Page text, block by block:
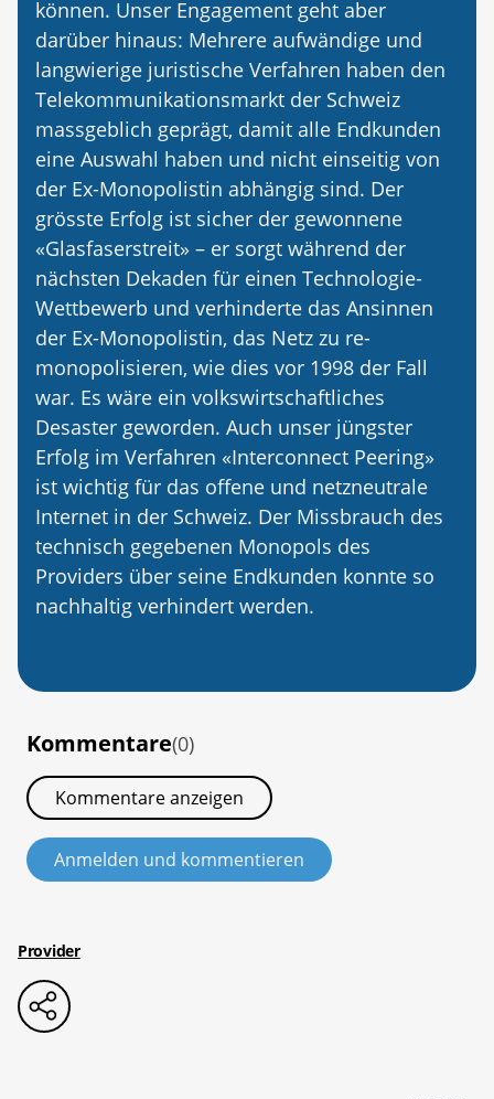
können. Unser Engagement geht aber
darüber hinaus: Mehrere aufwändige und
langwierige juristische Verfahren haben den
Telekommunikationsmarkt der Schweiz
massgeblich geprägt, damit alle Endkunden
eine Auswahl haben und nicht einseitig von
der Ex-Monopolistin abhängig sind. Der
grösste Erfolg ist sicher der gewonnene
«Glasfaserstreit» – er sorgt während der
nächsten Dekaden für einen Technologie-
Wettbewerb und verhinderte das Ansinnen
der Ex-Monopolistin, das Netz zu re-
monopolisieren, wie dies vor 1998 der Fall
war. Es wäre ein volkswirtschaftliches
Desaster geworden. Auch unser jüngster
Erfolg im Verfahren «Interconnect Peering»
ist wichtig für das offene und netzneutrale
Internet in der Schweiz. Der Missbrauch des
technisch gegebenen Monopols des
Providers über seine Endkunden konnte so
nachhaltig verhindert werden.
Kommentare(0)
Kommentare anzeigen
Anmelden und kommentieren
Provider